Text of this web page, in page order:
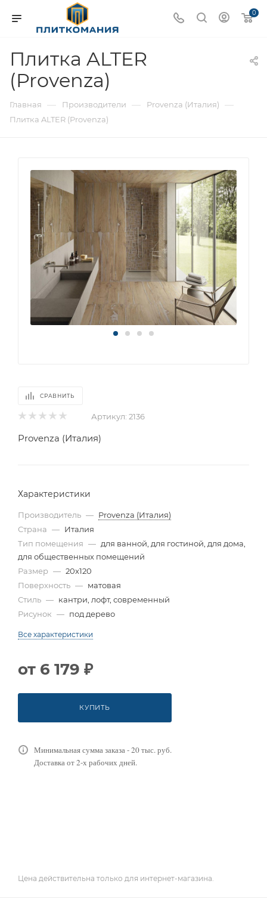
0
Плитка ALTER
(Provenza)
Главная — Производители — Provenza (Италия) —
Плитка ALTER (Provenza)
СРАВНИТЬ
Артикул: 2136
Provenza (Италия)
Характеристики
Производитель — Provenza (Италия)
Страна — Италия
Тип помещения — для ванной, для гостиной, для дома,
для общественных помещений
Размер — 20x120
Поверхность — матовая
Стиль — кантри, лофт, современный
Рисунок — под дерево
Все характеристики
от 6 179 ₽
КУПИТЬ
Минимальная сумма заказа - 20 тыс. руб.
Доставка от 2-х рабочих дней.
Цена действительна только для интернет-магазина.